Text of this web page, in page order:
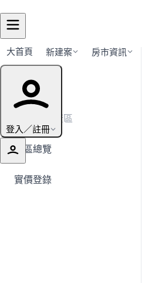
大首頁 新建案 房市資訊
登入／註冊
建案導覽
← 返回永康區
社區總覽
實價登錄